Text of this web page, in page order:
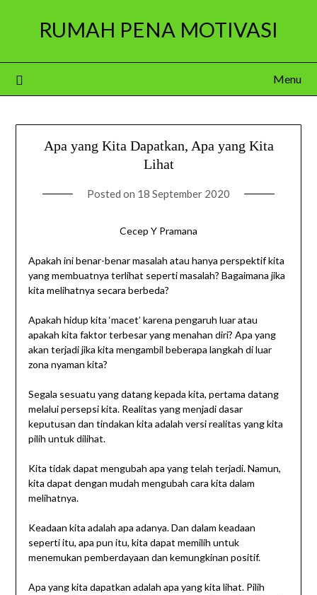
RUMAH PENA MOTIVASI
Menu
Apa yang Kita Dapatkan, Apa yang Kita
Lihat
Posted on 18 September 2020
Cecep Y Pramana
Apakah ini benar-benar masalah atau hanya perspektif kita
yang membuatnya terlihat seperti masalah? Bagaimana jika
kita melihatnya secara berbeda?
Apakah hidup kita ‘macet’ karena pengaruh luar atau
apakah kita faktor terbesar yang menahan diri? Apa yang
akan terjadi jika kita mengambil beberapa langkah di luar
zona nyaman kita?
Segala sesuatu yang datang kepada kita, pertama datang
melalui persepsi kita. Realitas yang menjadi dasar
keputusan dan tindakan kita adalah versi realitas yang kita
pilih untuk dilihat.
Kita tidak dapat mengubah apa yang telah terjadi. Namun,
kita dapat dengan mudah mengubah cara kita dalam
melihatnya.
Keadaan kita adalah apa adanya. Dan dalam keadaan
seperti itu, apa pun itu, kita dapat memilih untuk
menemukan pemberdayaan dan kemungkinan positif.
Apa yang kita dapatkan adalah apa yang kita lihat. Pilih